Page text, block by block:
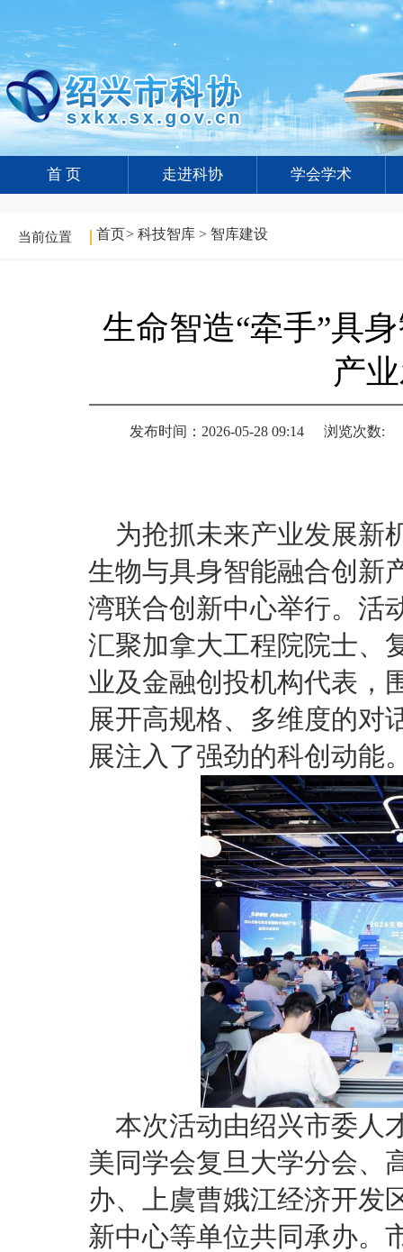
首 页 走进科协 学会学术
当前位置 首页> 科技智库 > 智库建设
生命智造“牵手”具
产
发布时间：2026-05-28 09:14 浏览次数:
为抢抓未来产业发展新
生物与具身智能融合创新
湾联合创新中心举行。活
汇聚加拿大工程院院士、
业及金融创投机构代表，
展开高规格、多维度的对
展注入了强劲的科创动能
本次活动由绍兴市委人
美同学会复旦大学分会、
办、上虞曹娥江经济开发
新中心等单位共同承办。